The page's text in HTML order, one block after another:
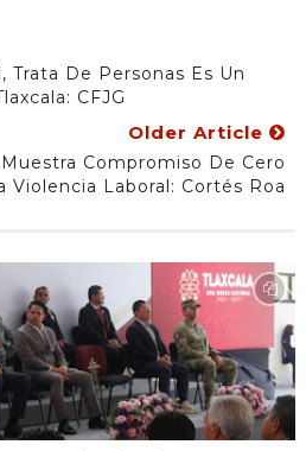
Trata De Personas Es Un
CFJG
Older Article
Compromiso De Cero
Violencia Laboral: Cortés Roa